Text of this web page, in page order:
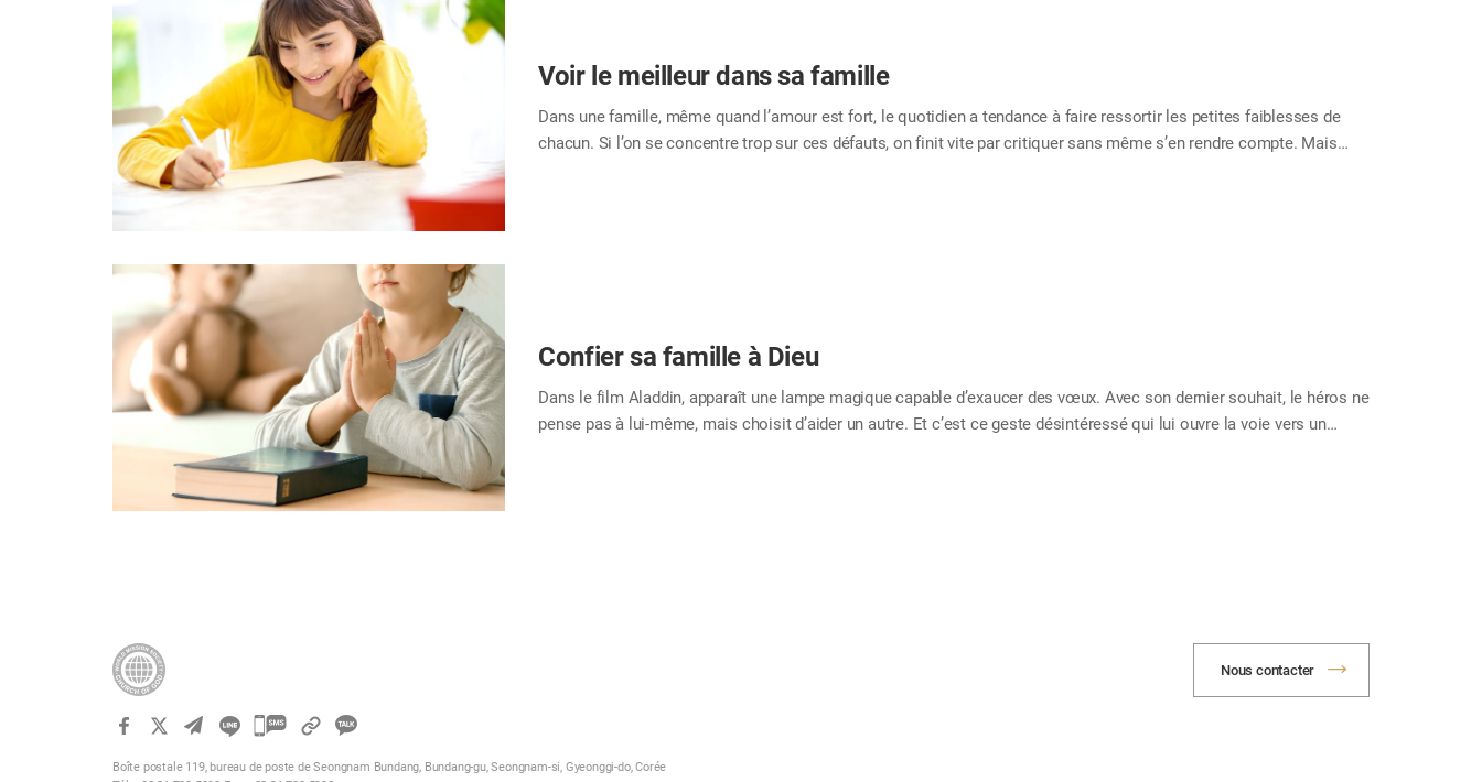
Voir le meilleur dans sa famille
Dans une famille, même quand l’amour est fort, le quotidien a tendance à faire ressortir les petites faiblesses de
chacun. Si l’on se concentre trop sur ces défauts, on finit vite par critiquer sans même s’en rendre compte. Mais
Confier sa famille à Dieu
Dans le film Aladdin, apparaît une lampe magique capable d’exaucer des vœux. Avec son dernier souhait, le héros ne
pense pas à lui-même, mais choisit d’aider un autre. Et c’est ce geste désintéressé qui lui ouvre la voie vers un
카
Boîte postale 119, bureau de poste de Seongnam Bundang, Bundang-gu, Seongnam-si, Gyeonggi-do, Corée
Nous contacter